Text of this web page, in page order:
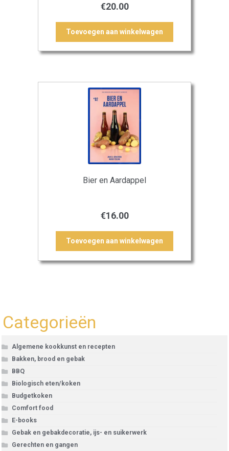
€20.00
Toevoegen aan winkelwagen
Bier en Aardappel
€16.00
Toevoegen aan winkelwagen
Categorieën
Algemene kookkunst en recepten
Bakken, brood en gebak
BBQ
Biologisch eten/koken
Budgetkoken
Comfort food
E-books
Gebak en gebakdecoratie, ijs- en suikerwerk
Gerechten en gangen